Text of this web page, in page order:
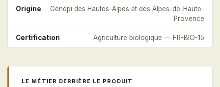
Origine
Génépi des Hautes-Alpes et des Alpes-de-Haute-
Provence
Certification Agriculture biologique — FR-BIO-15
LE MÉTIER DERRIÈRE LE PRODUIT